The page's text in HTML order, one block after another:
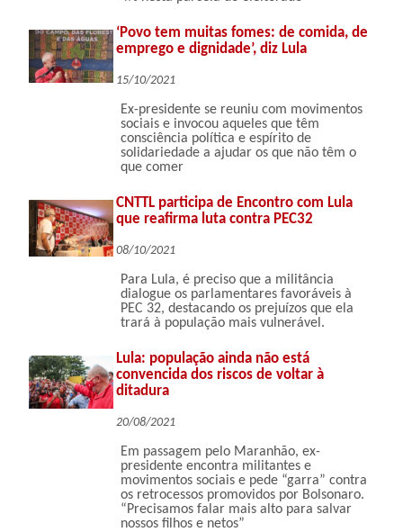
‘Povo tem muitas fomes: de comida, de
emprego e dignidade’, diz Lula
15/10/2021
Ex-presidente se reuniu com movimentos
sociais e invocou aqueles que têm
consciência política e espírito de
solidariedade a ajudar os que não têm o
que comer
CNTTL participa de Encontro com Lula
que reafirma luta contra PEC32
08/10/2021
Para Lula, é preciso que a militância
dialogue os parlamentares favoráveis à
PEC 32, destacando os prejuízos que ela
trará à população mais vulnerável.
Lula: população ainda não está
convencida dos riscos de voltar à
ditadura
20/08/2021
Em passagem pelo Maranhão, ex-
presidente encontra militantes e
movimentos sociais e pede “garra” contra
os retrocessos promovidos por Bolsonaro.
“Precisamos falar mais alto para salvar
nossos filhos e netos”